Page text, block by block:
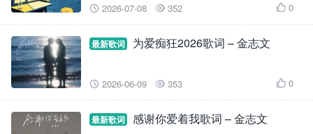
 2026-07-08  352  0
最新歌词 为爱痴狂2026歌词 – 金志文
 2026-06-09  353  0
最新歌词 感谢你爱着我歌词 – 金志文